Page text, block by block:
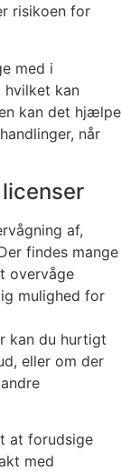
risikoen for
med i
kan
kan det hjælpe
når
af,
findes mange
overvåge
mulighed for
kan du hurtigt
eller om der
at forudsige
med